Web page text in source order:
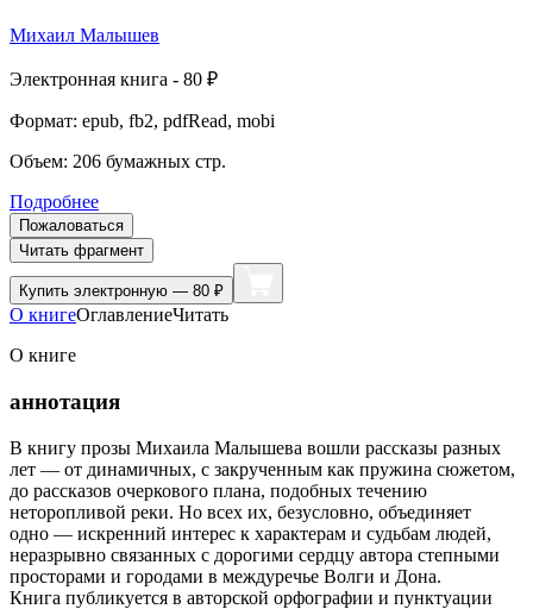
Михаил Малышев
Электронная книга - 80 ₽
Формат: epub, fb2, pdfRead, mobi
Объем: 206 бумажных стр.
Подробнее
Пожаловаться
Читать фрагмент
Купить электронную — 80 ₽
О книгеОглавлениеЧитать
О книге
аннотация
В книгу прозы Михаила Малышева вошли рассказы разных
лет — от динамичных, с закрученным как пружина сюжетом,
до рассказов очеркового плана, подобных течению
неторопливой реки. Но всех их, безусловно, объединяет
одно — искренний интерес к характерам и судьбам людей,
неразрывно связанных с дорогими сердцу автора степными
просторами и городами в междуречье Волги и Дона.
Книга публикуется в авторской орфографии и пунктуации